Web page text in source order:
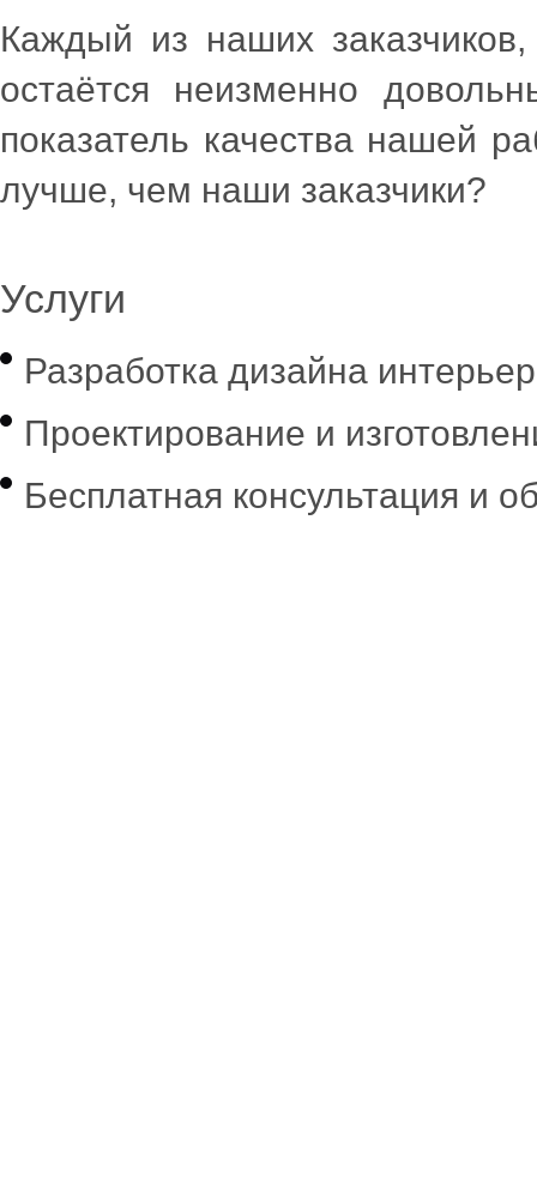
Каждый из наших
остаётся неизменно
показатель качества нашей
лучше, чем наши заказчики?
Услуги
Разработка дизайна
Проектирование и
Бесплатная консультация и